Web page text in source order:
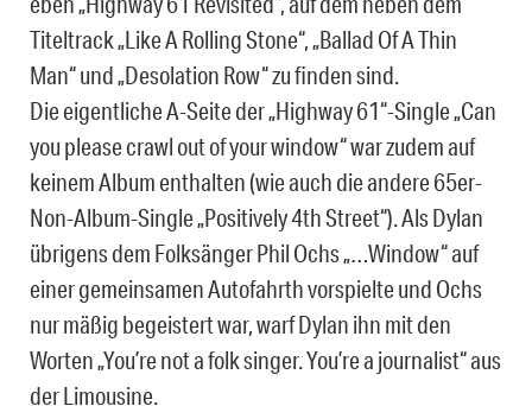
Titeltrack „Like A Rolling Stone“, „Ballad Of A Thin
Man“ und „Desolation Row“ zu finden sind.
Die eigentliche A-Seite der „Highway 61“-Single „Can
you please crawl out of your window“ war zudem auf
keinem Album enthalten (wie auch die andere 65er-
Non-Album-Single „Positively 4th Street“). Als Dylan
übrigens dem Folksänger Phil Ochs „…Window“ auf
einer gemeinsamen Autofahrth vorspielte und Ochs
nur mäßig begeistert war, warf Dylan ihn mit den
Worten „You’re not a folk singer. You’re a journalist“ aus
der Limousine.